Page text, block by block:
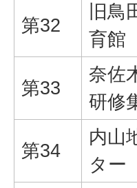
第32
旧鳥
育館
第33
奈佐
研修
第34
内山
ター